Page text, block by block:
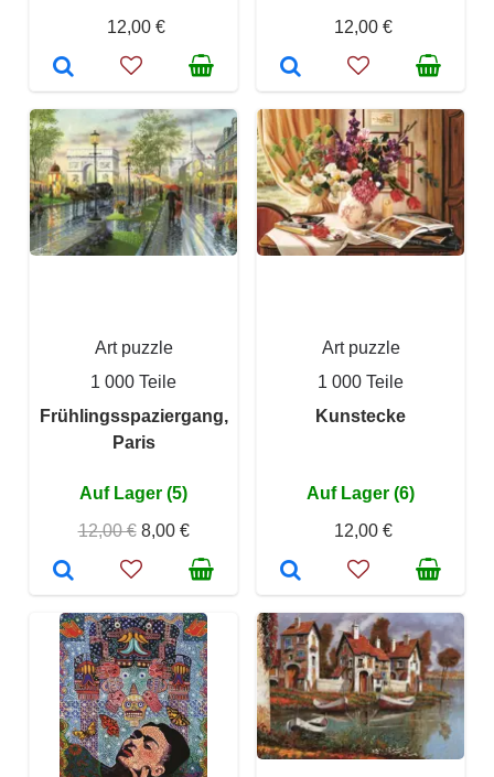
12,00 €
12,00 €
Art puzzle
1 000 Teile
Frühlingsspaziergang,
Paris
Auf Lager (5)
12,00 € 8,00 €
Art puzzle
1 000 Teile
Kunstecke
Auf Lager (6)
12,00 €